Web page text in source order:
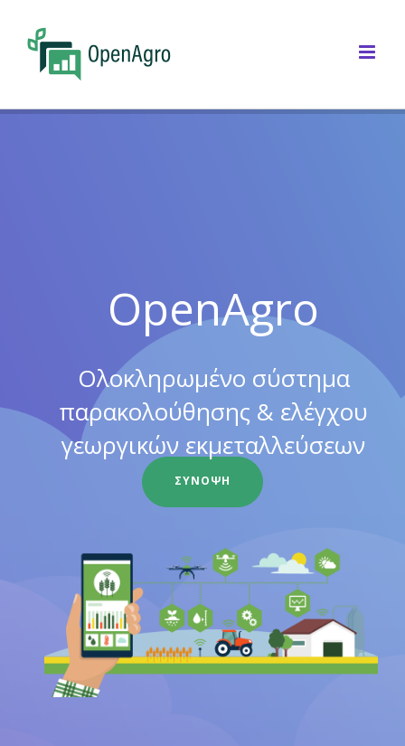
content
OpenAgro
Ολοκληρωμένο σύστημα
παρακολούθησης & ελέγχου
γεωργικών εκμεταλλεύσεων
ΣΥΝΟΨΗ